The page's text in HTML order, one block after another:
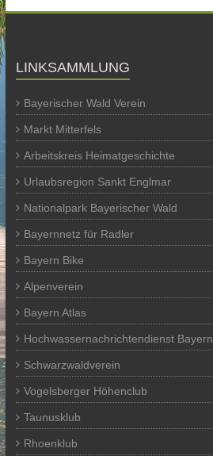
LINKSAMMLUNG
Bayerischer Wald Verein
Markt Mitterfels
Arbeitskreis Heimatgeschichte
Urlaubsregion Sankt Englmar
Nationalpark Bayerischer Wald
Bayernnetz für Radler
Bayern Bike
Alpenverein
Bayern Atlas
Hochwassernachrichtendienst Bayern
Schwarzwaldverein
Vogelsberger Höhenclub
Taunusklub
Rhoenklub